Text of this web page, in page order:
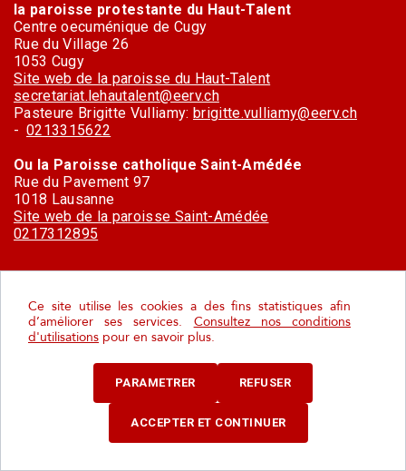
la paroisse protestante du Haut-Talent
Centre oecuménique de Cugy
Rue du Village 26
1053 Cugy
Site web de la paroisse du Haut-Talent
secretariat.lehautalent@eerv.ch
Pasteure Brigitte Vulliamy: brigitte.vulliamy@eerv.ch
- 0213315622
Ou la Paroisse catholique Saint-Amédée
Rue du Pavement 97
1018 Lausanne
Site web de la paroisse Saint-Amédée
0217312895
Histoire
Un village à l’histoire récente mais bien
Ce site utilise les cookies a des fins statistiques afin
d’améliorer ses services. Consultez nos conditions
d'utilisations pour en savoir plus.
PARAMETRER REFUSER
ACCEPTER ET CONTINUER